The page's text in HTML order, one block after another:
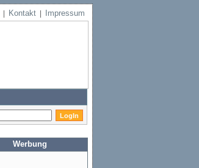
Kontakt Impressum
Werbung